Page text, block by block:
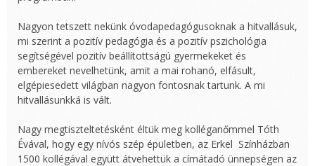
Nagyon tetszett nekünk óvodapedagógusoknak a hitvallásuk,
mi szerint a pozitív pedagógia és a pozitív pszichológia
segítségével pozitív beállítottságú gyermekeket és
embereket nevelhetünk, amit a mai rohanó, elfásult,
elgépiesedett világban nagyon fontosnak tartunk. A mi
hitvallásunkká is vált.
Nagy megtiszteltetésként éltük meg kolléganőmmel Tóth
Évával, hogy egy nívós szép épületben, az Erkel Színházban
1500 kollégával együtt átvehettük a címátadó ünnepségen az